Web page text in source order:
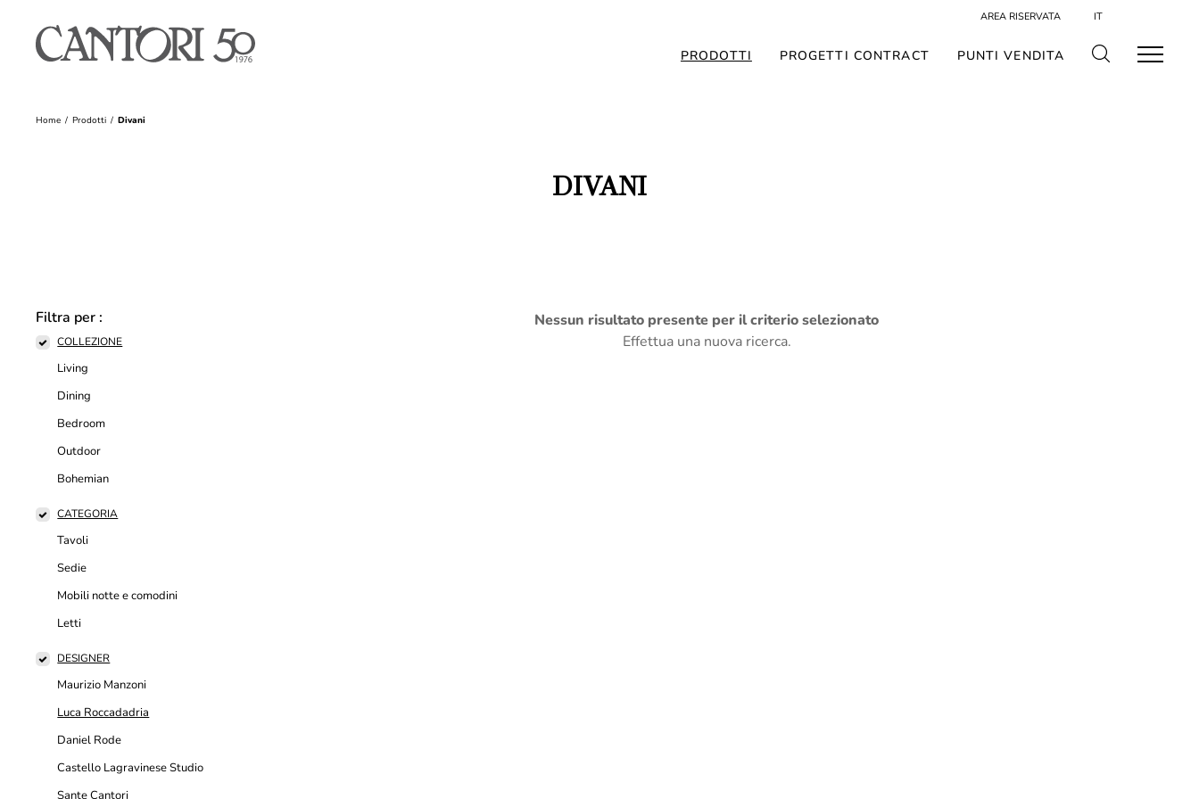
AREA RISERVATA IT
PRODOTTI PROGETTI CONTRACT PUNTI VENDITA
Home Prodotti Divani
DIVANI
Filtra per :
COLLEZIONE
Living
Dining
Bedroom
Outdoor
Bohemian
CATEGORIA
Tavoli
Sedie
Mobili notte e comodini
Letti
DESIGNER
Maurizio Manzoni
Luca Roccadadria
Daniel Rode
Castello Lagravinese Studio
Sante Cantori
Nessun risultato presente per il criterio selezionato
Effettua una nuova ricerca.